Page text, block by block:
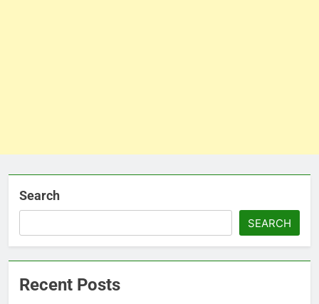
Search
SEARCH
Recent Posts